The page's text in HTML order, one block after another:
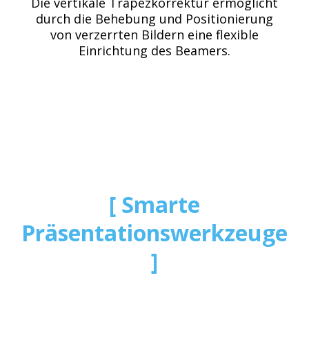
durch die Behebung und Positionierung
von verzerrten Bildern eine flexible
Einrichtung des Beamers.
Smarte
Präsentationswerkzeuge